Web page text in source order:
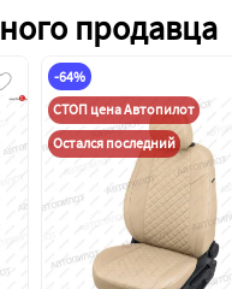
продавца
-64%
СТОП цена Автопилот
Остался последний